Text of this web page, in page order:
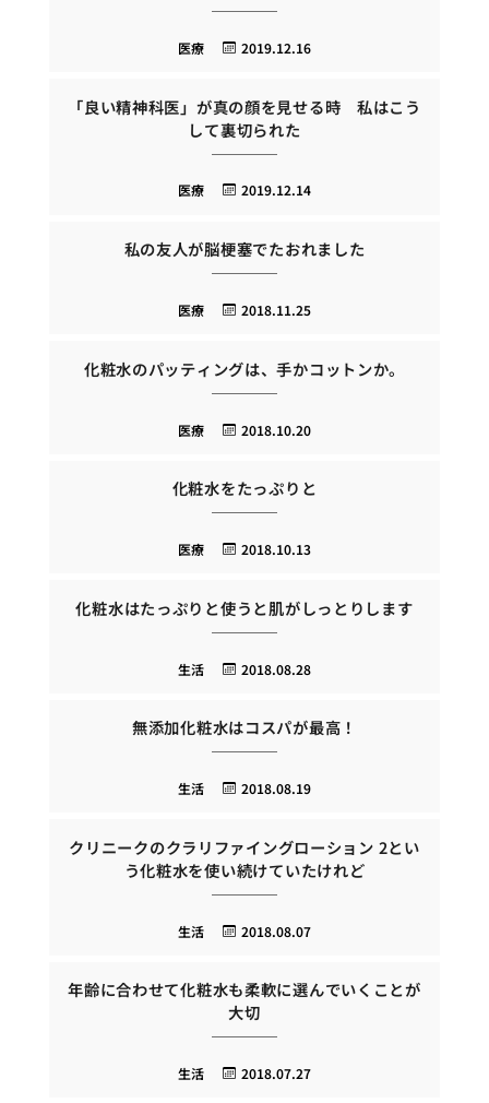
2019.12.16
医療
「良い精神科医」が真の顔を見せる時 私はこう
して裏切られた
2019.12.14
医療
私の友人が脳梗塞でたおれました
2018.11.25
医療
化粧水のパッティングは、手かコットンか。
2018.10.20
医療
化粧水をたっぷりと
2018.10.13
医療
化粧水はたっぷりと使うと肌がしっとりします
2018.08.28
生活
無添加化粧水はコスパが最高！
2018.08.19
生活
クリニークのクラリファイングローション 2とい
う化粧水を使い続けていたけれど
2018.08.07
生活
年齢に合わせて化粧水も柔軟に選んでいくことが
大切
2018.07.27
生活